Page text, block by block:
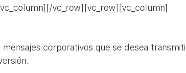
vc_row][vc_row][vc_column]
corporativos que se desea